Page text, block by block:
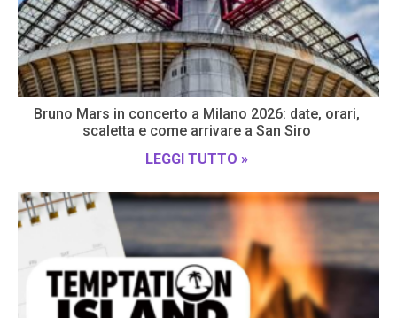
Bruno Mars in concerto a Milano 2026: date, orari,
scaletta e come arrivare a San Siro
LEGGI TUTTO »